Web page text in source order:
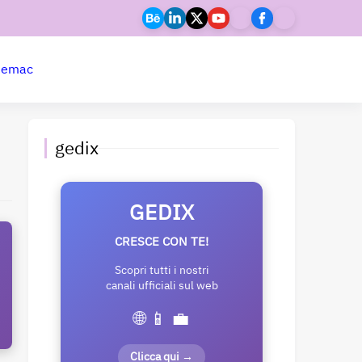
mac
gedix
GEDIX
CRESCE CON TE!
Scopri tutti i nostri
canali ufficiali sul web
🌐 📱 💼
Clicca qui →